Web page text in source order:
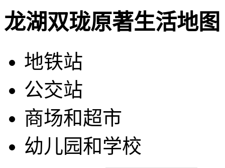
龙湖双珑原著生活地图
地铁站
公交站
商场和超市
幼儿园和学校